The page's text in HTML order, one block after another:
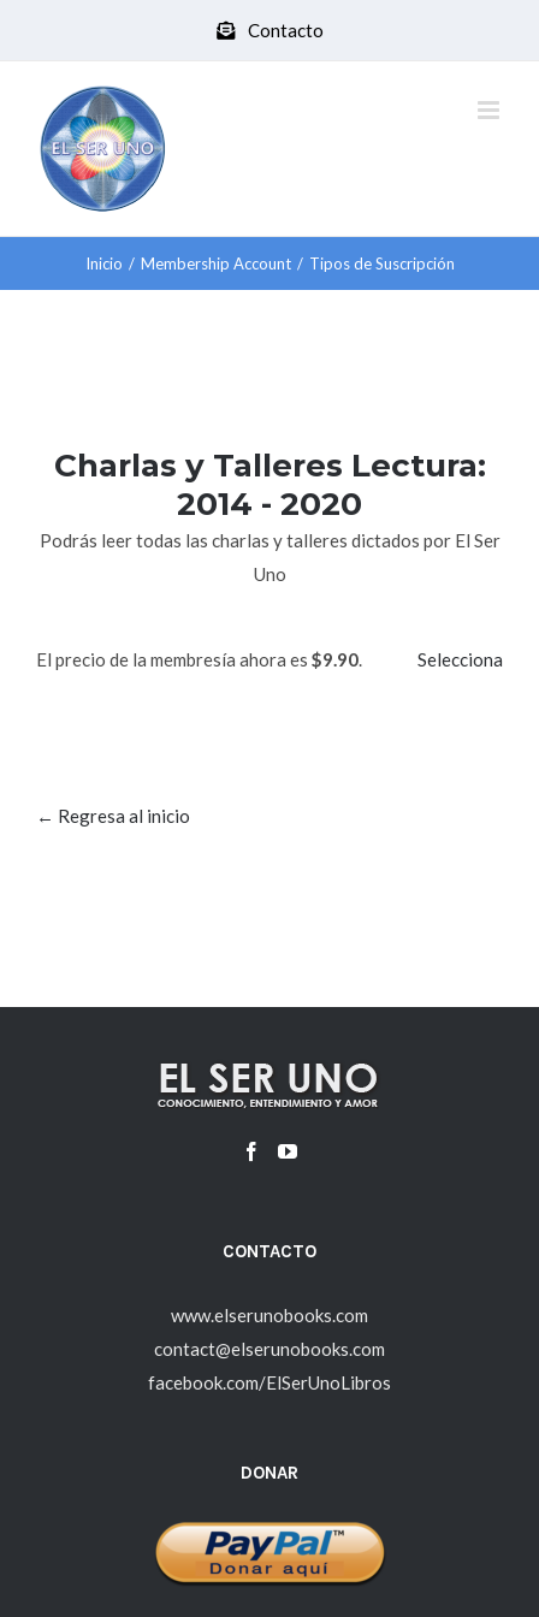
Contacto
Inicio / Membership Account / Tipos de Suscripción
Charlas y Talleres Lectura:
2014 - 2020
Podrás leer todas las charlas y talleres dictados por El Ser
Uno
Selecciona
El precio de la membresía ahora es $9.90
← Regresa al inicio
CONTACTO
www.elserunobooks.com
contact@elserunobooks.com
facebook.com/ElSerUnoLibros
DONAR